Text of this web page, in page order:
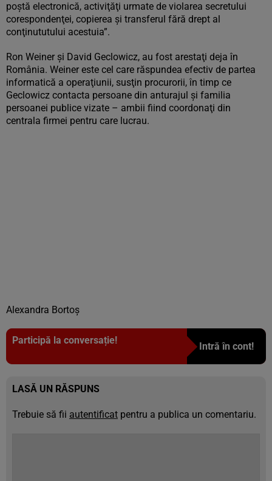
poştă electronică, activiţăţi urmate de violarea secretului
corespondenţei, copierea şi transferul fără drept al
conţinututului acestuia”.
Ron Weiner şi David Geclowicz, au fost arestaţi deja în
România. Weiner este cel care răspundea efectiv de partea
informatică a operaţiunii, susţin procurorii, în timp ce
Geclowicz contacta persoane din anturajul şi familia
persoanei publice vizate – ambii fiind coordonaţi din
centrala firmei pentru care lucrau.
Alexandra Bortoş
Participă la conversație!
Intră în cont!
LASĂ UN RĂSPUNS
Trebuie să fii autentificat pentru a publica un comentariu.